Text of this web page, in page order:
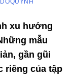
DOQUYNH
xu hướng
mẫu
gần gũi
riêng của tập